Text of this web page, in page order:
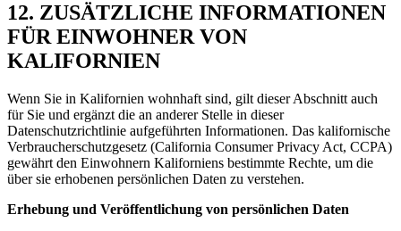
12. ZUSÄTZLICHE INFORMATIONEN
FÜR EINWOHNER VON
KALIFORNIEN
Wenn Sie in Kalifornien wohnhaft sind, gilt dieser Abschnitt auch
für Sie und ergänzt die an anderer Stelle in dieser
Datenschutzrichtlinie aufgeführten Informationen. Das kalifornische
Verbraucherschutzgesetz (California Consumer Privacy Act, CCPA)
gewährt den Einwohnern Kaliforniens bestimmte Rechte, um die
über sie erhobenen persönlichen Daten zu verstehen.
Erhebung und Veröffentlichung von persönlichen Daten